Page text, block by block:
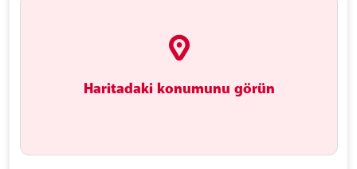
Haritadaki konumunu görün